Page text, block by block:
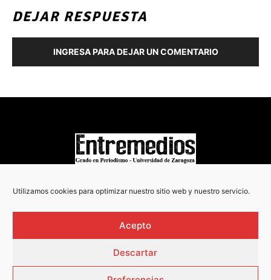
Utilizamos cookies para optimizar nuestro sitio web y nuestro servicio.
Acepto
Descartar
DEJAR RESPUESTA
INGRESA PARA DEJAR UN COMENTARIO